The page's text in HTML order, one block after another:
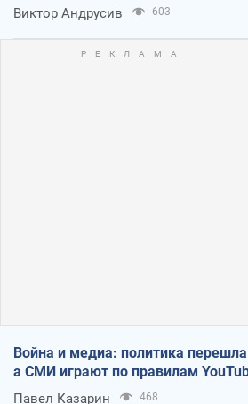
Виктор Андрусив 603
Война и медиа: политика перешла
а СМИ играют по правилам
Павел Казарин 468